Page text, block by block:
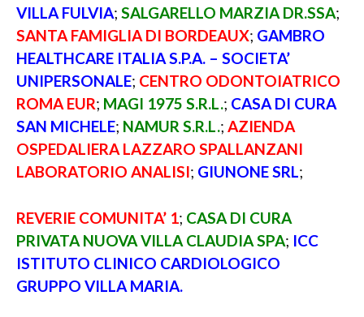
VILLA FULVIA; SALGARELLO MARZIA DR.SSA;
SANTA FAMIGLIA DI BORDEAUX; GAMBRO
HEALTHCARE ITALIA S.P.A. – SOCIETA’
UNIPERSONALE; CENTRO ODONTOIATRICO
ROMA EUR; MAGI 1975 S.R.L.; CASA DI CURA
SAN MICHELE; NAMUR S.R.L.; AZIENDA
OSPEDALIERA LAZZARO SPALLANZANI
LABORATORIO ANALISI; GIUNONE SRL;
REVERIE COMUNITA’ 1; CASA DI CURA
PRIVATA NUOVA VILLA CLAUDIA SPA; ICC
ISTITUTO CLINICO CARDIOLOGICO
GRUPPO VILLA MARIA.